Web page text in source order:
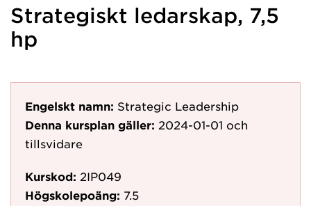
Strategiskt ledarskap, 7,5
hp
Engelskt namn: Strategic Leadership
Denna kursplan gäller: 2024-01-01 och
tillsvidare
Kurskod: 2IP049
Högskolepoäng: 7.5